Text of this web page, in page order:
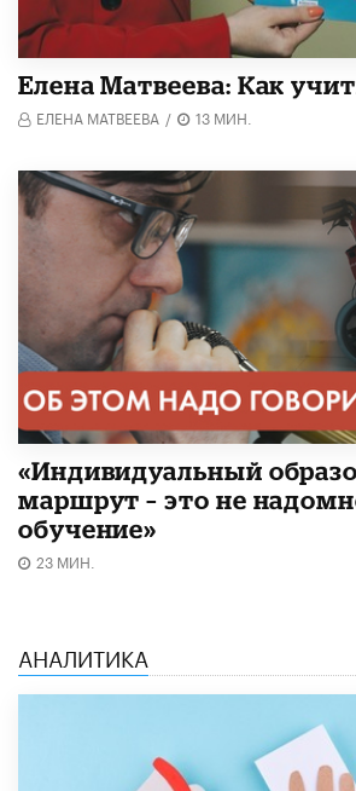
Елена Матвеева: Как
ЕЛЕНА МАТВЕЕВА / 13 МИН.
«Индивидуальный
маршрут – это не
обучение»
23 МИН.
АНАЛИТИКА